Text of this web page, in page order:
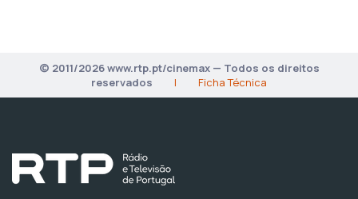
© 2011/2026 www.rtp.pt/cinemax — Todos os direitos
reservados
| Ficha Técnica